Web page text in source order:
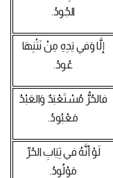
الجُودُ.
إلَّا وَفي يَدِهِ مِنْ نَتْنِهَا
عُودُ.
فالحُرُّ مُسْتَعْبَدٌ وَالعَبْدُ
مَعْبُودُ.
لَوْ أنَّهُ في ثِيَابِ الحُرِّ
مَوْلُودُ.